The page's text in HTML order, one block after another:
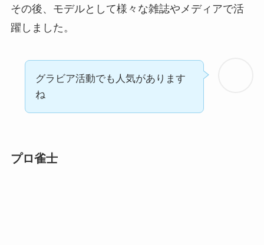
その後、モデルとして様々な雑誌やメディアで活
躍しました。
グラビア活動でも人気があります
ね
プロ雀士